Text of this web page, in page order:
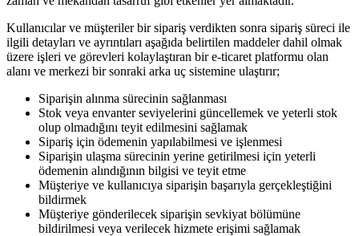
Kullanıcılar ve müşteriler bir sipariş verdikten sonra sipariş süreci ile
ilgili detayları ve ayrıntıları aşağıda belirtilen maddeler dahil olmak
üzere işleri ve görevleri kolaylaştıran bir e-ticaret platformu olan
alanı ve merkezi bir sonraki arka uç sistemine ulaştırır;
Siparişin alınma sürecinin sağlanması
Stok veya envanter seviyelerini güncellemek ve yeterli stok
olup olmadığını teyit edilmesini sağlamak
Sipariş için ödemenin yapılabilmesi ve işlenmesi
Siparişin ulaşma sürecinin yerine getirilmesi için yeterli
ödemenin alındığının bilgisi ve teyit etme
Müşteriye ve kullanıcıya siparişin başarıyla gerçekleştiğini
bildirmek
Müşteriye gönderilecek siparişin sevkiyat bölümüne
bildirilmesi veya verilecek hizmete erişimi sağlamak